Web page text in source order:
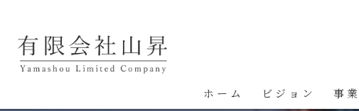
ホーム ビジョン 事